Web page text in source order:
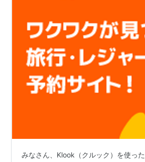
みなさん、Klook（クルック）を使っ